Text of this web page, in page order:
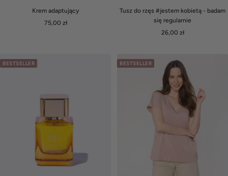
Krem adaptujący
Cena
75,00 zł
Tusz do rzęs #jestem kobietą - badam
się regularnie
Cena
26,00 zł
BESTSELLER BESTSELLER